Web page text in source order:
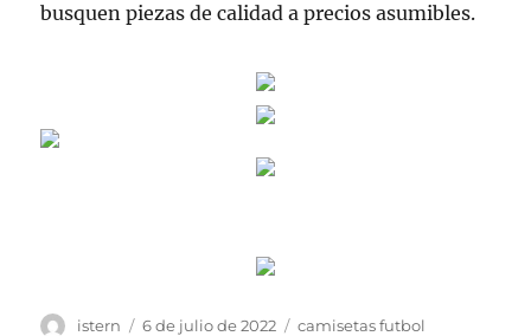
busquen piezas de calidad a precios asumibles.
Autor
istern
Publicado
6 de julio de 2022 Etiquetas
camisetas futbol